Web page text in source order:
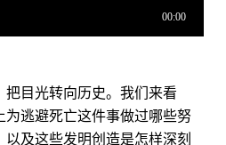
目光转向历史。我们来看
逃避死亡这件事做过哪些努
及这些发明创造是怎样深刻